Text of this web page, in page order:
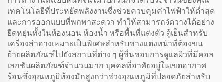
เทคโนโลยีที่ประหยัดพลังงานซึ่งช่วยควบคุมค่าไฟฟ้าให้ต่ำสุด
และการออกแบบที่พกพาสะดวก ทำให้สามารถจัดวางได้อย่าง
ยืดหยุ่นทั้งในห้องนอน ห้องน้ำ หรือพื้นที่แต่งตัว ตู้เย็นสำหรับ
เครื่องสำอางเหมาะเป็นพิเศษสำหรับช่างแต่งหน้าที่ต้องขน
ย้ายผลิตภัณฑ์ไปยังสถานที่ต่าง ๆ ผู้ชื่นชอบการดูแลผิวที่มีคอล
เลกชันผลิตภัณฑ์จำนวนมาก บุคคลที่อาศัยอยู่ในเขตอากาศ
ร้อนซึ่งอุณหภูมิห้องมักสูงกว่าช่วงอุณหภูมิที่ปลอดภัยสำหรับ